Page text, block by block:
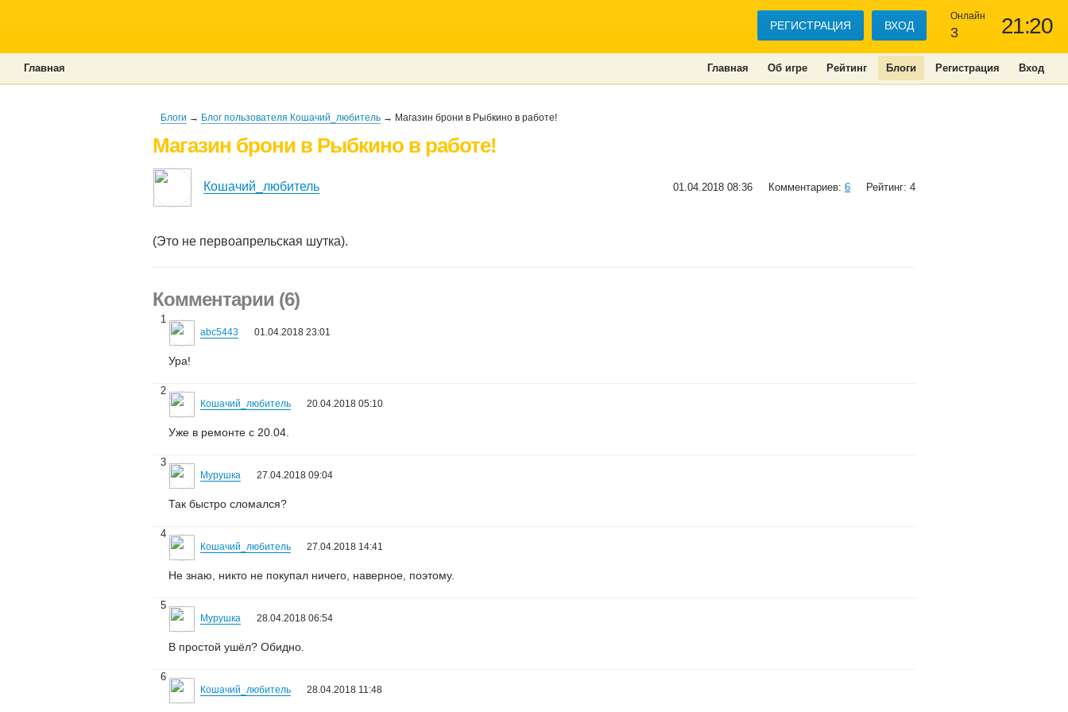
21:20
Онлайн
3
РЕГИСТРАЦИЯ ВХОД
Главная Об игре Рейтинг Блоги Регистрация Вход
Главная
Блоги → Блог пользователя Кошачий_любитель → Магазин брони в Рыбкино в работе!
Магазин брони в Рыбкино в работе!
Кошачий_любитель 01.04.2018 08:36 Комментариев: 6 Рейтинг: 4
(Это не первоапрельская шутка).
Комментарии (6)
1
abc5443 01.04.2018 23:01
Ура!
2
Кошачий_любитель 20.04.2018 05:10
Уже в ремонте с 20.04.
3
Мурушка 27.04.2018 09:04
Так быстро сломался?
4
Кошачий_любитель 27.04.2018 14:41
Не знаю, никто не покупал ничего, наверное, поэтому.
5
Мурушка 28.04.2018 06:54
В простой ушёл? Обидно.
6
Кошачий_любитель 28.04.2018 11:48